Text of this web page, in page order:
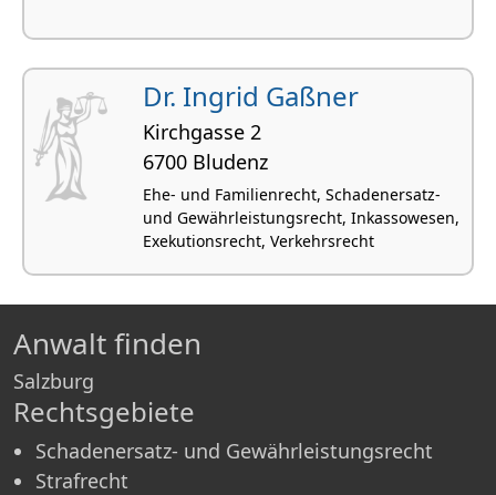
Dr. Ingrid Gaßner
Kirchgasse 2
6700 Bludenz
Ehe- und Familienrecht, Schadenersatz-
und Gewährleistungsrecht, Inkassowesen,
Exekutionsrecht, Verkehrsrecht
Anwalt finden
Salzburg
Rechtsgebiete
Schadenersatz- und Gewährleistungsrecht
Strafrecht